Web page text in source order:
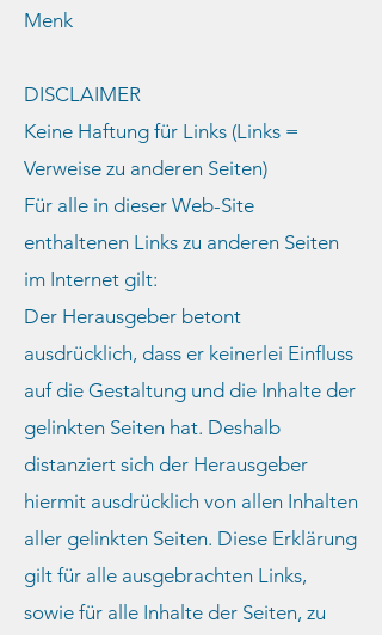
Menk
DISCLAIMER
Keine Haftung für Links (Links =
Verweise zu anderen Seiten)
Für alle in dieser Web-Site
enthaltenen Links zu anderen Seiten
im Internet gilt:
Der Herausgeber betont
ausdrücklich, dass er keinerlei Einfluss
auf die Gestaltung und die Inhalte der
gelinkten Seiten hat. Deshalb
distanziert sich der Herausgeber
hiermit ausdrücklich von allen Inhalten
aller gelinkten Seiten. Diese Erklärung
gilt für alle ausgebrachten Links,
sowie für alle Inhalte der Seiten, zu